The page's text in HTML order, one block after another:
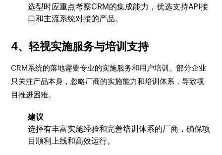
选型时应重点考察CRM的集成能力，优选支持API接
口和主流系统对接的产品。
4、轻视实施服务与培训支持
CRM系统的落地需要专业的实施服务和用户培训。部分企业
只关注产品本身，忽略厂商的实施能力和培训体系，导致项
目推进困难。
建议
选择有丰富实施经验和完善培训体系的厂商，确保项
目顺利上线和高效运行。